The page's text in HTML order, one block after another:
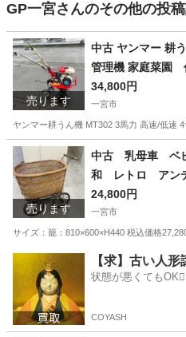
GP一宮さんのその他の投稿
売ります
中古 ヤンマー 耕
管理機 家庭菜園
屋 稲沢 江南 岩倉
ッドプライス一宮
34,800円
一宮市
ヤンマー耕うん機 MT302 3馬力 高速/低速
愛知 一宮市 その他 耕うん機
売ります
中古 乳母車 ベ
和 レトロ アン
稲沢 江南 岩倉 岐
ドプライス一宮
24,800円
一宮市
サイズ：籠：810×600×H440 税込価格
その他 乳母車
【求】古い人
状態が悪くても
COYASH